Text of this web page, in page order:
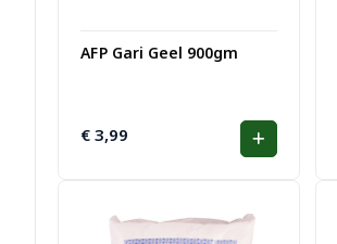
AFP Gari Geel 900gm
€ 3,99